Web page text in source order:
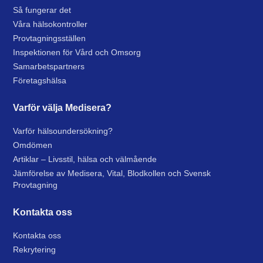
Så fungerar det
Våra hälsokontroller
Provtagningsställen
Inspektionen för Vård och Omsorg
Samarbetspartners
Företagshälsa
Varför välja Medisera?
Varför hälsoundersökning?
Omdömen
Artiklar – Livsstil, hälsa och välmående
Jämförelse av Medisera, Vital, Blodkollen och Svensk
Provtagning
Kontakta oss
Kontakta oss
Rekrytering